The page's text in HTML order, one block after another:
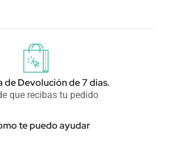
o
e
r
de Devolución de 7 dias.
que recibas tu pedido
te puedo ayudar